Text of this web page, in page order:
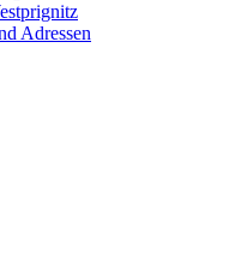
Adressen